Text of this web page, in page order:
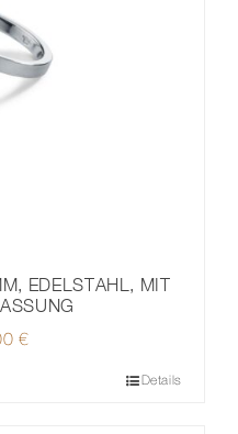
EDELSTAHL, MIT
€
Details